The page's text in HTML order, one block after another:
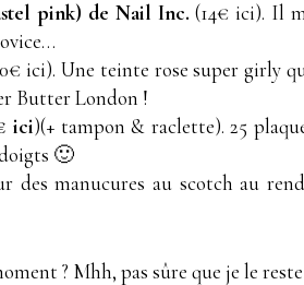
pink) de Nail Inc. (14€ ici). Il
ici). Une teinte rose super girly
Butter London !
ici)(+ tampon & raclette). 25
🙂
des manucures au scotch au
? Mhh, pas sûre que je le reste